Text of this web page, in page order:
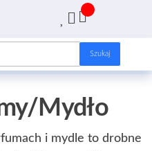
Szukaj
Mydło
i mydle to drobne